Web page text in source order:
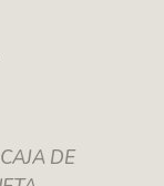
DE